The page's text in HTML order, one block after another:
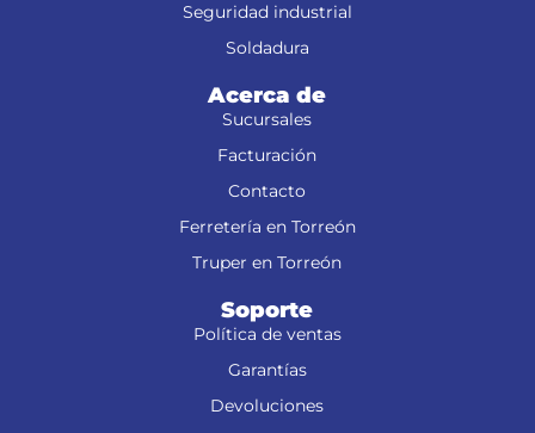
Seguridad industrial
Soldadura
Acerca de
Sucursales
Facturación
Contacto
Ferretería en Torreón
Truper en Torreón
Soporte
Política de ventas
Garantías
Devoluciones